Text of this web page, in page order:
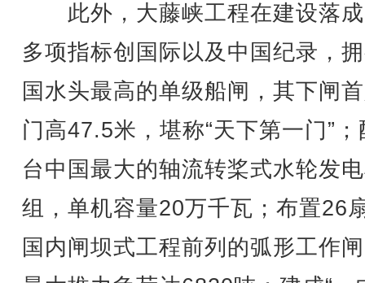
此外，大藤峡工程在建设落
多项指标创国际以及中国纪录，
国水头最高的单级船闸，其下闸
门高47.5米，堪称“天下第一门”
台中国最大的轴流转桨式水轮发
组，单机容量20万千瓦；布置26
国内闸坝式工程前列的弧形工作